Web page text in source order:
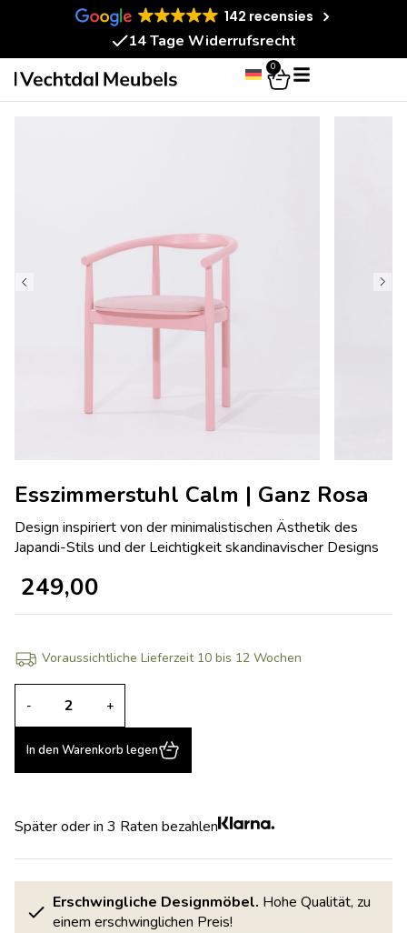
142 recensies
14 Tage Widerrufsrecht
0
Esszimmerstuhl Calm | Ganz Rosa
Design inspiriert von der minimalistischen Ästhetik des
Japandi-Stils und der Leichtigkeit skandinavischer Designs
249,00
Voraussichtliche Lieferzeit 10 bis 12 Wochen
- +
In den Warenkorb legen
Später oder in 3 Raten bezahlen
Erschwingliche Designmöbel. Hohe Qualität, zu
einem erschwinglichen Preis!